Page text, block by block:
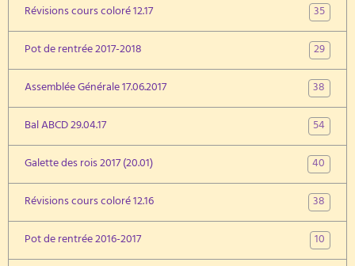
Révisions cours coloré 12.17
35
Pot de rentrée 2017-2018
29
Assemblée Générale 17.06.2017
38
Bal ABCD 29.04.17
54
Galette des rois 2017 (20.01)
40
Révisions cours coloré 12.16
38
Pot de rentrée 2016-2017
10